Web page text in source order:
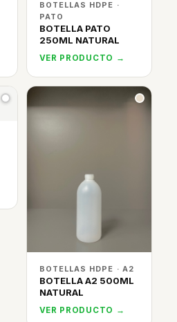
BOTELLAS HDPE ·
PATO
BOTELLA PATO
250ML NATURAL
VER PRODUCTO →
BOTELLAS HDPE · A2
BOTELLA A2 500ML
NATURAL
VER PRODUCTO →